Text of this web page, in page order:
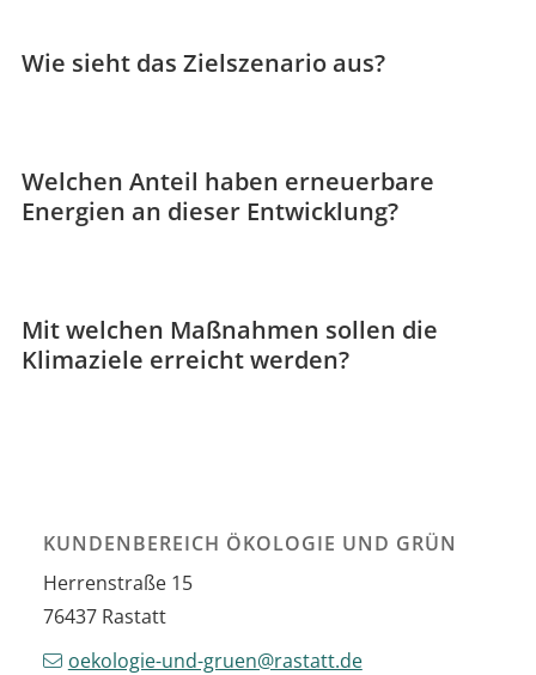
Wie sieht das Zielszenario aus?
Welchen Anteil haben erneuerbare
Energien an dieser Entwicklung?
Mit welchen Maßnahmen sollen die
Klimaziele erreicht werden?
KUNDENBEREICH ÖKOLOGIE UND GRÜN
Herrenstraße 15
76437 Rastatt
oekologie-und-gruen@rastatt.de